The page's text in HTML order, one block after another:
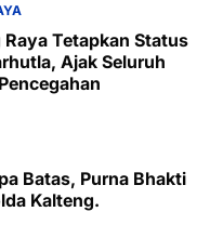
Tetapkan Status
Ajak Seluruh
Batas, Purna Bhakti
Kalteng.